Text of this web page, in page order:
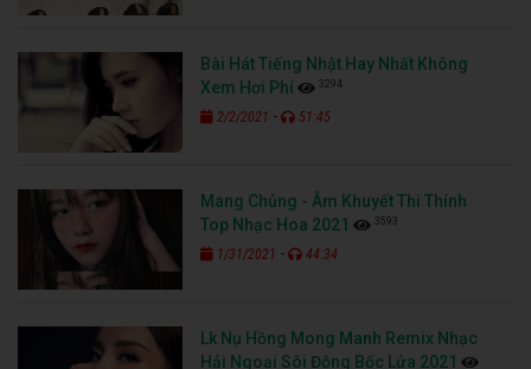
Bài Hát Tiếng Nhật Hay Nhất Không
Xem Hơi Phí
3294
2/2/2021 - 51:45
Mang Chủng - Âm Khuyết Thi Thính
Top Nhạc Hoa 2021
3593
1/31/2021 - 44:34
Lk Nụ Hồng Mong Manh Remix Nhạc
Hải Ngoại Sôi Động Bốc Lửa 2021